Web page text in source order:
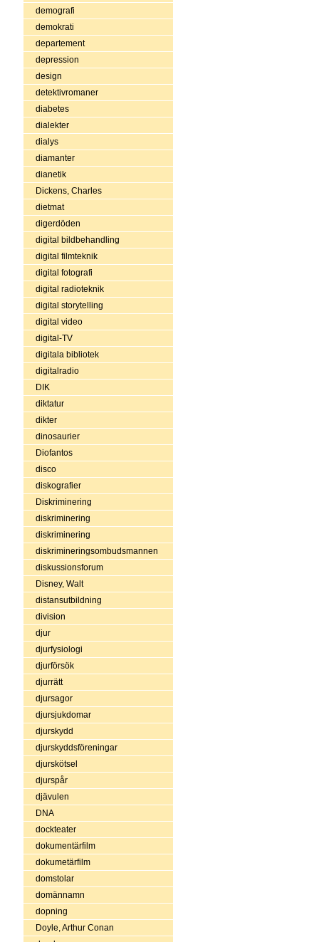
demografi
demokrati
departement
depression
design
detektivromaner
diabetes
dialekter
dialys
diamanter
dianetik
Dickens, Charles
dietmat
digerdöden
digital bildbehandling
digital filmteknik
digital fotografi
digital radioteknik
digital storytelling
digital video
digital-TV
digitala bibliotek
digitalradio
DIK
diktatur
dikter
dinosaurier
Diofantos
disco
diskografier
Diskriminering
diskriminering
diskriminering
diskrimineringsombudsmannen
diskussionsforum
Disney, Walt
distansutbildning
division
djur
djurfysiologi
djurförsök
djurrätt
djursagor
djursjukdomar
djurskydd
djurskyddsföreningar
djurskötsel
djurspår
djävulen
DNA
dockteater
dokumentärfilm
dokumetärfilm
domstolar
domännamn
dopning
Doyle, Arthur Conan